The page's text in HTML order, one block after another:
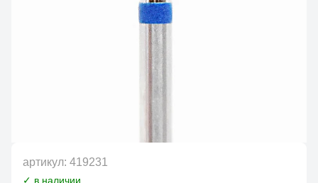
артикул: 419231
✓ в наличии